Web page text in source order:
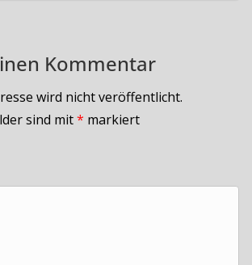
Kommentar
wird nicht veröffentlicht.
sind mit* markiert